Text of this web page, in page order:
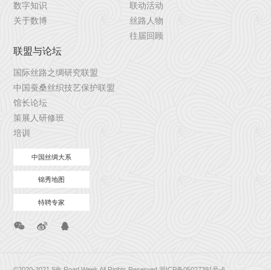
数字知识
关于数博
联动活动
丝路人物
往届回顾
联盟与论坛
国际丝路之绸研究联盟
中国蚕桑丝织技艺保护联盟
馆长论坛
策展人研修班
培训
中国丝绸大系
锦秀地图
特聘专家